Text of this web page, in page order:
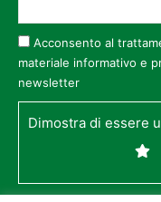
Acconsento al
materiale informativo e
newsletter
Dimostra di essere